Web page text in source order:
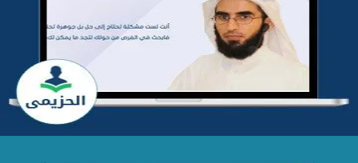
تطوير موقع المدرب ياسر الحزيمي
التفاصيل